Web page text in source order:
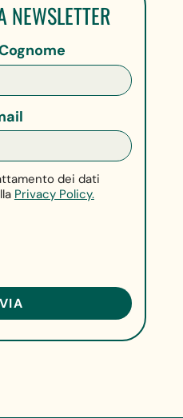
NEWSLETTER
dei dati
Privacy Policy.